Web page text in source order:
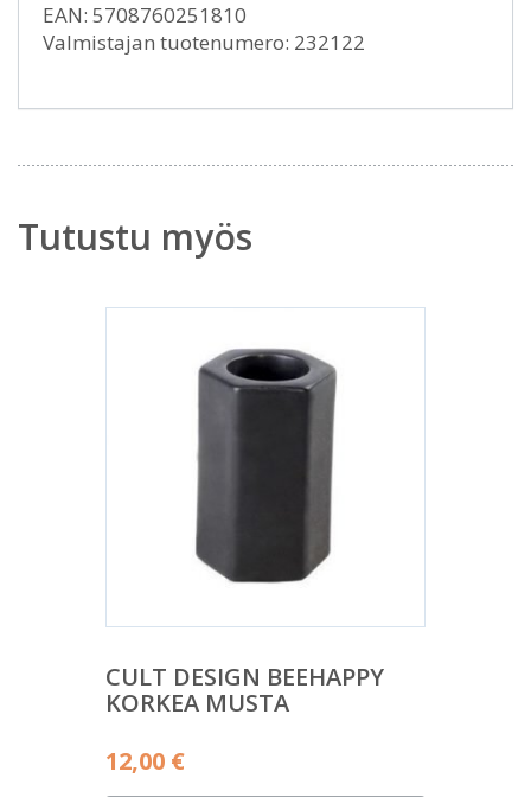
EAN: 5708760251810
Valmistajan tuotenumero: 232122
Tutustu myös
CULT DESIGN BEEHAPPY
KORKEA MUSTA
12,00 €